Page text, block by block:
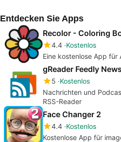
Entdecken Sie Apps
Recolor - Coloring
4.4 Kostenlos
Eine kostenlose App für
gReader Feedly
5 Kostenlos
Nachrichten und
RSS-Reader
Face Changer 2
4.4 Kostenlos
Kostenlose App für